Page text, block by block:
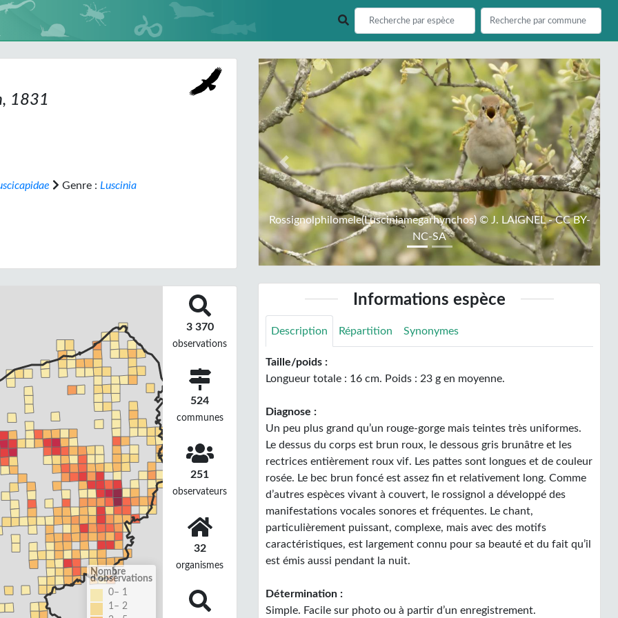
1831
Genre : Luscinia
Nombre
d'observations
0– 1
1– 2
3 370
observations
524
communes
251
observateurs
32
organismes
Rossignolphilomele(Lusciniamegarhynchos) © J. LAIGNEL - CC BY-
NC-SA
Previous Next
Informations espèce
Description Répartition Synonymes
Taille/poids :
Longueur totale : 16 cm. Poids : 23 g en moyenne.
Diagnose :
Un peu plus grand qu’un rouge-gorge mais teintes très uniformes.
Le dessus du corps est brun roux, le dessous gris brunâtre et les
rectrices entièrement roux vif. Les pattes sont longues et de couleur
rosée. Le bec brun foncé est assez fin et relativement long. Comme
d’autres espèces vivant à couvert, le rossignol a développé des
manifestations vocales sonores et fréquentes. Le chant,
particulièrement puissant, complexe, mais avec des motifs
caractéristiques, est largement connu pour sa beauté et du fait qu’il
est émis aussi pendant la nuit.
Détermination :
Simple. Facile sur photo ou à partir d’un enregistrement.